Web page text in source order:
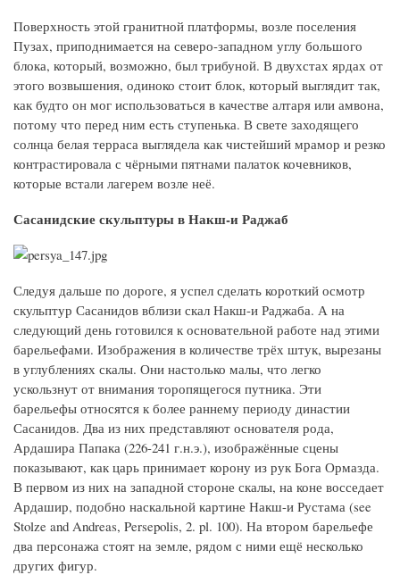
Поверхность этой гранитной платформы, возле поселения
Пузах, приподнимается на северо-западном углу большого
блока, который, возможно, был трибуной. В двухстах ярдах от
этого возвышения, одиноко стоит блок, который выглядит так,
как будто он мог использоваться в качестве алтаря или амвона,
потому что перед ним есть ступенька. В свете заходящего
солнца белая терраса выглядела как чистейший мрамор и резко
контрастировала с чёрными пятнами палаток кочевников,
которые встали лагерем возле неё.
Сасанидские скульптуры в Накш-и Раджаб
Следуя дальше по дороге, я успел сделать короткий осмотр
скульптур Сасанидов вблизи скал Накш-и Раджаба. А на
следующий день готовился к основательной работе над этими
барельефами. Изображения в количестве трёх штук, вырезаны
в углублениях скалы. Они настолько малы, что легко
ускользнут от внимания торопящегося путника. Эти
барельефы относятся к более раннему периоду династии
Сасанидов. Два из них представляют основателя рода,
Ардашира Папака (226-241 г.н.э.), изображённые сцены
показывают, как царь принимает корону из рук Бога Ормазда.
В первом из них на западной стороне скалы, на коне восседает
Ардашир, подобно наскальной картине Накш-и Рустама (see
Stolze and Andreas, Persepolis, 2. pl. 100). На втором барельефе
два персонажа стоят на земле, рядом с ними ещё несколько
других фигур.